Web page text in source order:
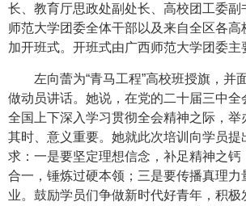
长、教育厅思政处副处长、高校团工委副
师范大学团委全体干部以及来自全区各高
加开班式。开班式由广西师范大学团委主
左向蕾为“青马工程”高校班授旗，并
做动员讲话。她说，在党的二十届三中全
全国上下深入学习贯彻全会精神之际，举
其时、意义重要。她就此次培训向学员提
求：一是要坚定理想信念，补足精神之钙
合一，锤炼过硬本领；三是要传播真理力
业。鼓励学员们争做新时代好青年，积极